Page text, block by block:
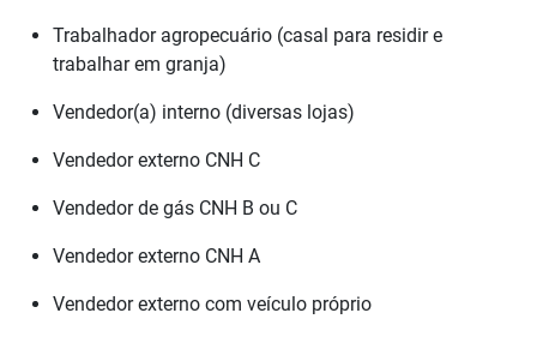
Trabalhador agropecuário (casal para residir e
trabalhar em granja)
Vendedor(a) interno (diversas lojas)
Vendedor externo CNH C
Vendedor de gás CNH B ou C
Vendedor externo CNH A
Vendedor externo com veículo próprio